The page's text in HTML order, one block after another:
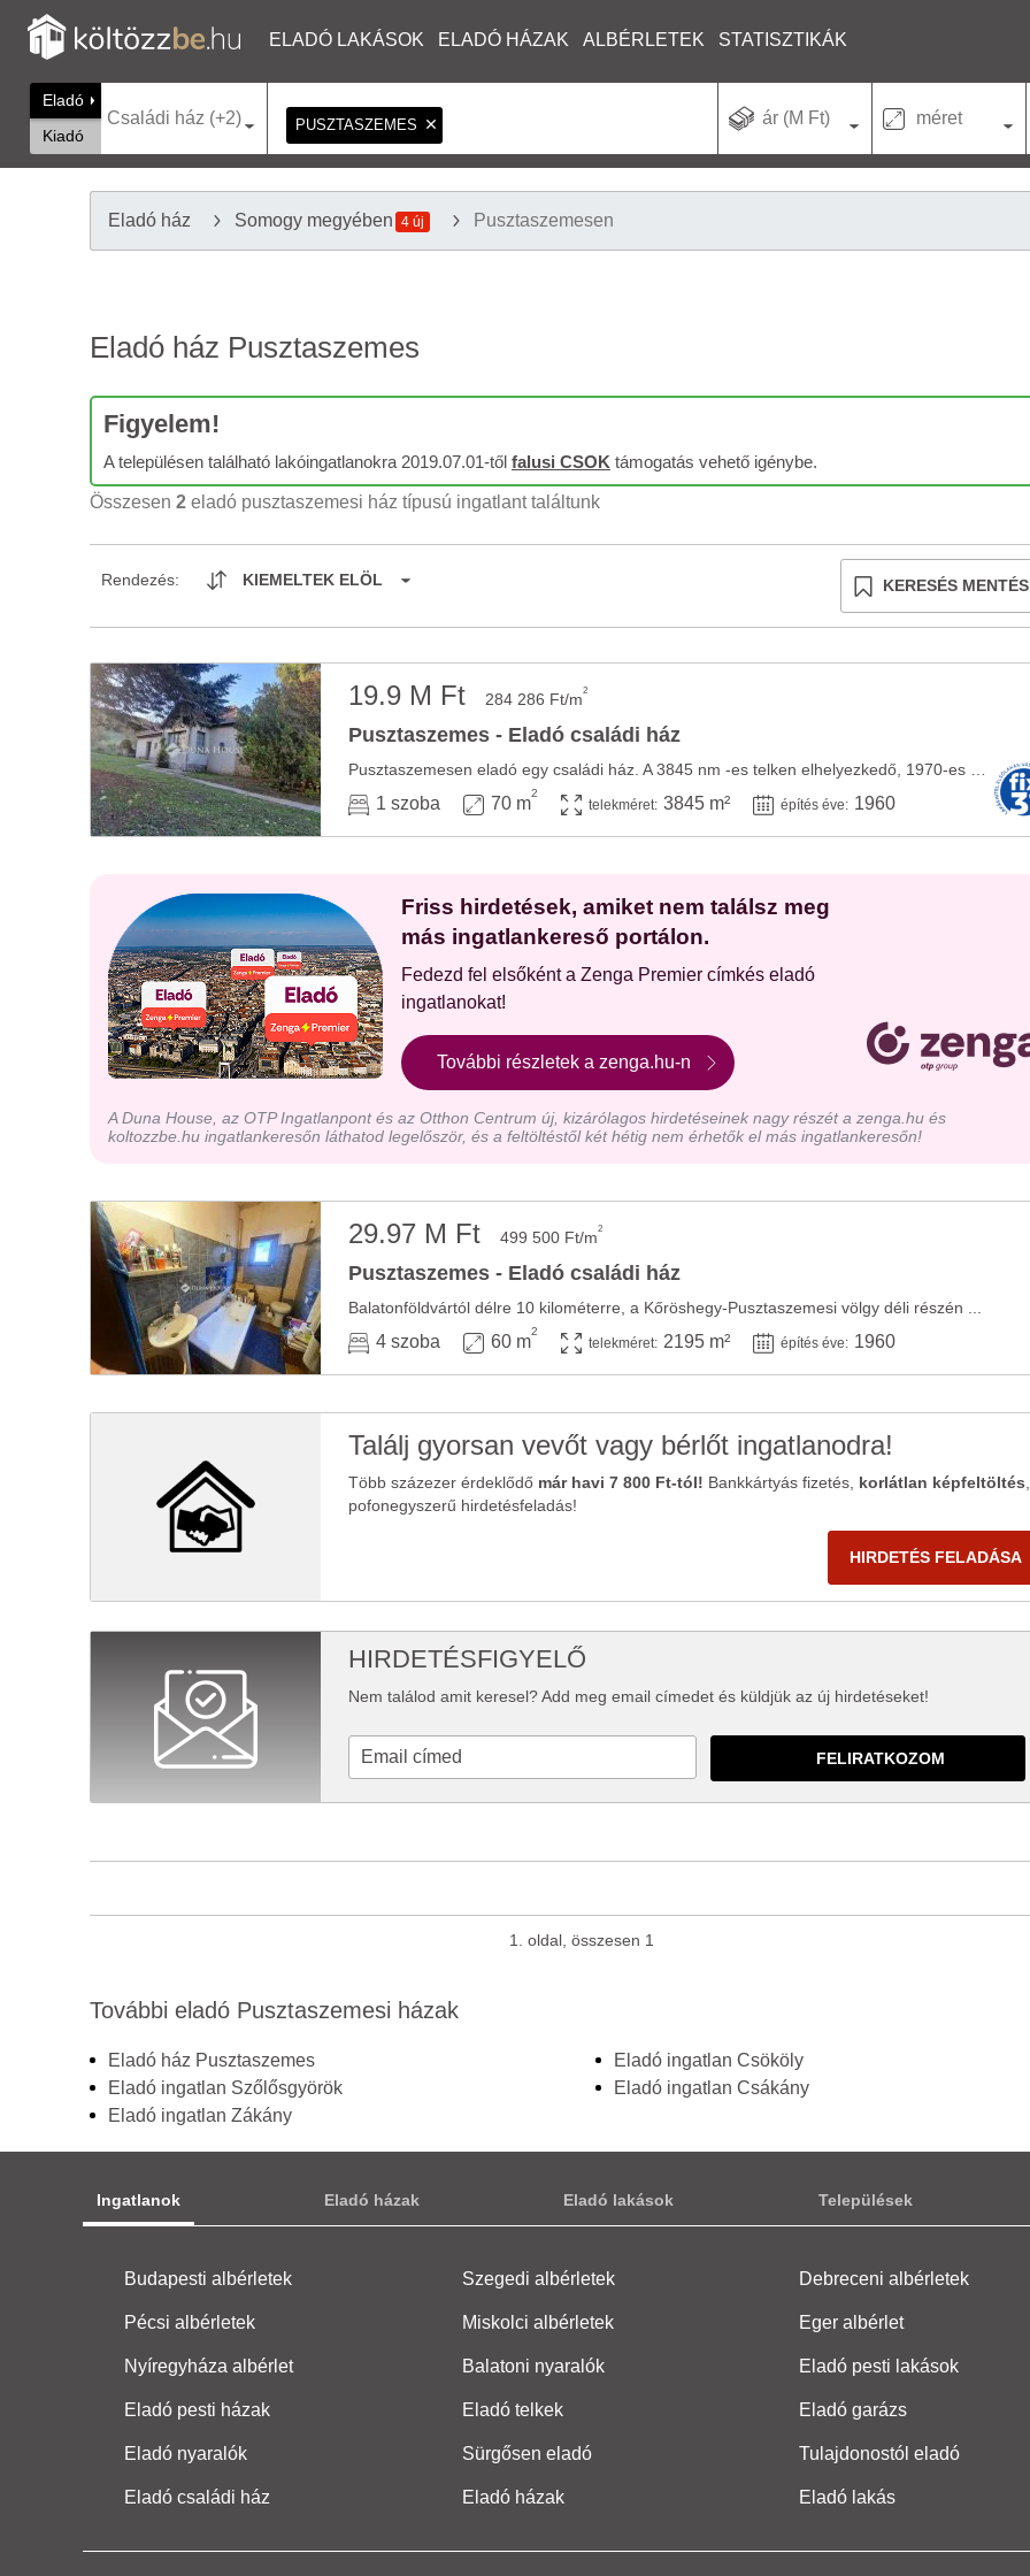
ELADÓ LAKÁSOK ELADÓ HÁZAK ALBÉRLETEK STATISZTIKÁK
Eladó
Kiadó
Családi ház (+2) PUSZTASZEMES ár (M Ft) méret
Eladó ház Somogy megyében 4 új Pusztaszemesen
Eladó ház Pusztaszemes
Figyelem!
A településen található lakóingatlanokra 2019.07.01-től falusi CSOK támogatás vehető igénybe.
Összesen 2 eladó pusztaszemesi ház típusú ingatlant találtunk
Rendezés: KIEMELTEK ELÖL KERESÉS
19.9 M Ft 284 286 Ft/m2
Pusztaszemes - Eladó családi ház
1 szoba 70 m
2
telekméret: 3845 m² építés éve: 1960
Friss hirdetések, amiket nem találsz meg
más ingatlankereső portálon.
Fedezd fel elsőként a Zenga Premier címkés eladó
ingatlanokat!
További részletek a zenga.hu-n
A Duna House, az OTP Ingatlanpont és az Otthon Centrum új, kizárólagos hirdetéseinek nagy részét a zenga.hu és
koltozzbe.hu ingatlankeresőn láthatod legelőször, és a feltöltéstől két hétig nem érhetők el más ingatlankeresőn!
29.97 M Ft 499 500 Ft/m2
Pusztaszemes - Eladó családi ház
Balatonföldvártól délre 10 kilométerre, a Kőröshegy-Pusztaszemesi völgy déli részén ...
4 szoba 60 m
2
telekméret: 2195 m² építés éve: 1960
Találj gyorsan vevőt vagy bérlőt ingatlanodra!
Több százezer érdeklődő már havi 7 800 Ft-tól! Bankkártyás fizetés, korlátlan képfeltöltés
pofonegyszerű hirdetésfeladás!
HIRDETÉS FELADÁSA
HIRDETÉSFIGYELŐ
Nem találod amit keresel? Add meg email címedet és küldjük az új hirdetéseket!
1. oldal, összesen 1
További eladó Pusztaszemesi házak
Eladó ház Pusztaszemes
Eladó ingatlan Szőlősgyörök
Eladó ingatlan Zákány
Eladó ingatlan Csököly
Eladó ingatlan Csákány
Ingatlanok Eladó házak Eladó lakások Települések
Budapesti albérletek Szegedi albérletek Debreceni albérletek
Pécsi albérletek Miskolci albérletek Eger albérlet
Nyíregyháza albérlet Balatoni nyaralók Eladó pesti lakások
Eladó pesti házak Eladó telkek Eladó garázs
Eladó nyaralók Sürgősen eladó Tulajdonostól eladó
Eladó családi ház Eladó házak Eladó lakás